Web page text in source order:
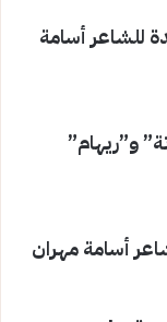
للشاعر أسامة
و”ريهام”
أسامة مهران